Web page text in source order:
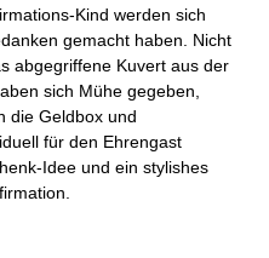
Kind werden sich
gemacht haben. Nicht
abgegriffene Kuvert aus der
sich Mühe gegeben,
die Geldbox und
für den Ehrengast
Idee und ein stylishes